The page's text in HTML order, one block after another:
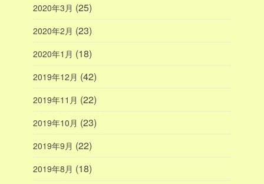
2020年3月 (25)
2020年2月 (23)
2020年1月 (18)
2019年12月 (42)
2019年11月 (22)
2019年10月 (23)
2019年9月 (22)
2019年8月 (18)